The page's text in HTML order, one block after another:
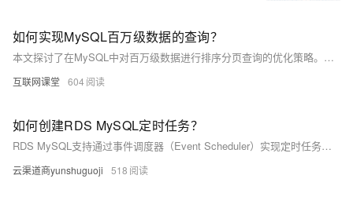
如何实现MySQL百万级数据的查询？
本文探讨了在MySQL中对百万级数据进行排序分页查询的优化策略。面对五百万条数据，传统的浅分页和深分页查询效率较低，尤其深分页因偏移量大导致性能显著下降。通过为排序字段添加索引、使用联合索引、手动回表等方法，有效提升了查询速度。最终建议根据业务需求选择合适方案：浅分页可加单列索引，深分页推荐联合索引或子查询优化，同时结合前端传递最后一条数据ID的方式实现高效翻页。
互联网课堂 604
如何创建RDS MySQL定时任务？
RDS MySQL支持通过事件调度器（Event Scheduler）实现定时任务，如数据清理、统计报告等。需先开启Event Scheduler，再通过DMS或SQL创建、查看、删除事件，自动化执行数据库操作，提升运维效率。
云渠道商yunshuguoji 518